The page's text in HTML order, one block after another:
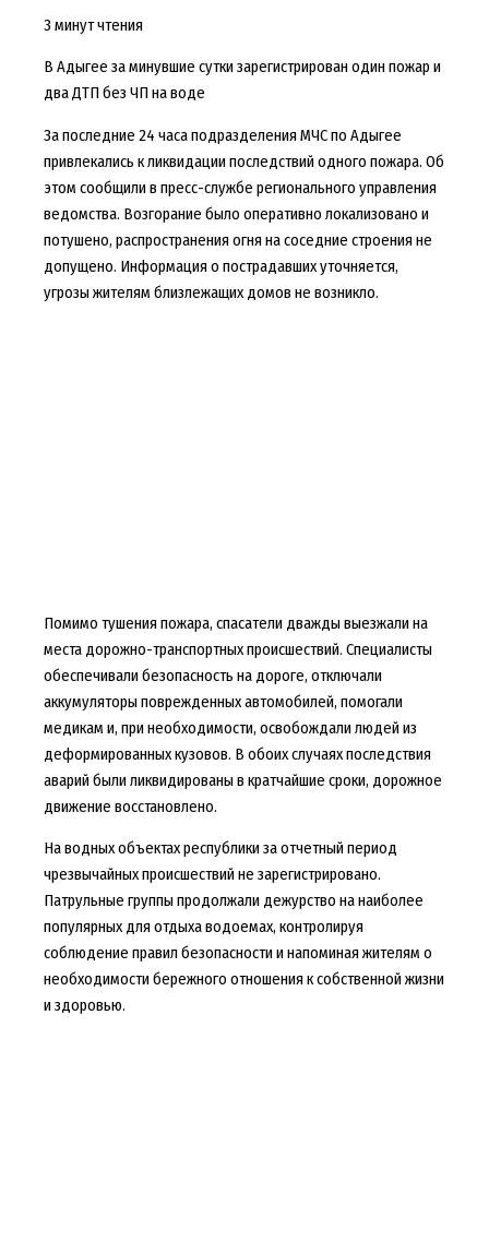
3 минут чтения
В Адыгее за минувшие сутки зарегистрирован один пожар и
два ДТП без ЧП на воде
За последние 24 часа подразделения МЧС по Адыгее
привлекались к ликвидации последствий одного пожара. Об
этом сообщили в пресс-службе регионального управления
ведомства. Возгорание было оперативно локализовано и
потушено, распространения огня на соседние строения не
допущено. Информация о пострадавших уточняется,
угрозы жителям близлежащих домов не возникло.
Помимо тушения пожара, спасатели дважды выезжали на
места дорожно-транспортных происшествий. Специалисты
обеспечивали безопасность на дороге, отключали
аккумуляторы поврежденных автомобилей, помогали
медикам и, при необходимости, освобождали людей из
деформированных кузовов. В обоих случаях последствия
аварий были ликвидированы в кратчайшие сроки, дорожное
движение восстановлено.
На водных объектах республики за отчетный период
чрезвычайных происшествий не зарегистрировано.
Патрульные группы продолжали дежурство на наиболее
популярных для отдыха водоемах, контролируя
соблюдение правил безопасности и напоминая жителям о
необходимости бережного отношения к собственной жизни
и здоровью.